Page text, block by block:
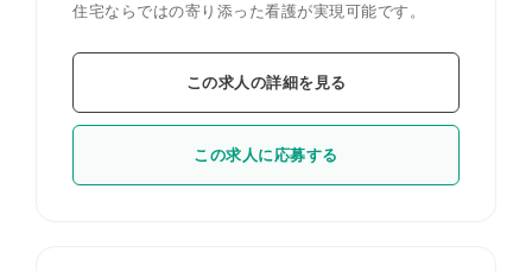
住宅ならではの寄り添った看護が実現可能です。
この求人の詳細を見る
この求人に応募する